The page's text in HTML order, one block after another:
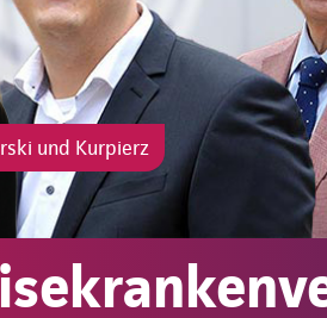
und Kurpierz